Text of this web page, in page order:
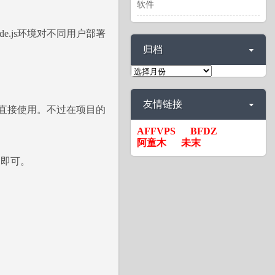
环境对不同用户部署
接使用。不过在项目的
可。
软件
归档
归
友情链接
AFFVPS
BFDZ
阿童木
未末